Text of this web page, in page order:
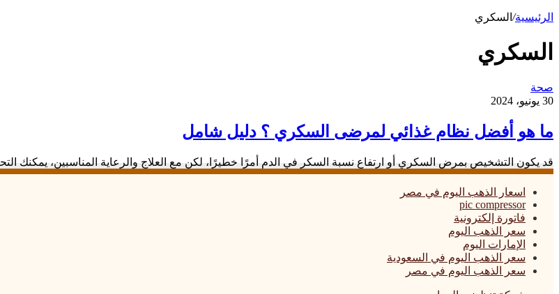
الرئيسية/ السكري
السكري
ما
هو
نظام
غذائي
السكري
دليل
شامل
صحة
30 يونيو، 2024
ما هو أفضل نظام غذائي لمرضى السكري ؟ دليل شامل
قد يكون التشخيص بمرض السكري أو ارتفاع نسبة السكر في الدم أمرًا خطيرًا، لكن مع العلاج والرعاية المناسبين، يمكنك
اسعار الذهب اليوم في مصر
pic compressor
فاتورة إلكترونية
سعر الذهب اليوم
الإمارات اليوم
سعر الذهب اليوم في السعودية
سعر الذهب اليوم في مصر